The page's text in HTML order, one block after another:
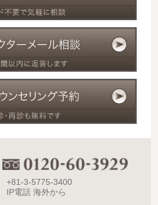
+81-3-5775-3400
IP電話 海外から